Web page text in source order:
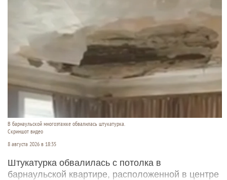
В барнаульской многоэтажке обвалилась штукатурка.
Скриншот видео
8 августа 2026 в 18:35
Штукатурка обвалилась с потолка в
барнаульской квартире, расположенной в центре